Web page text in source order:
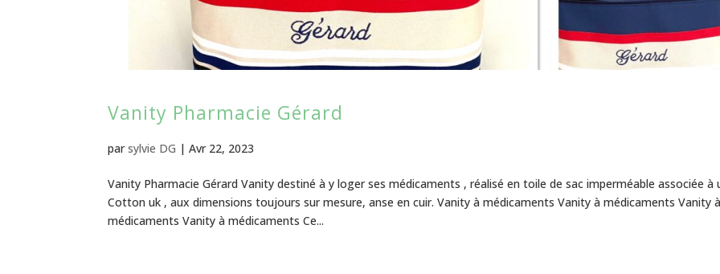
Vanity Pharmacie Gérard
parsylvie DG |Avr 22, 2023
Vanity Pharmacie Gérard Vanity destiné à y loger ses médicaments , réalisé en toile de sac imperméable associée à
Cotton uk , aux dimensions toujours sur mesure, anse en cuir. Vanity à médicaments Vanity à médicaments Vanity
médicaments Vanity à médicaments Ce...